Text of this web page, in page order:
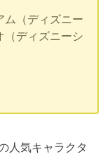
ム（ディズニー
（ディズニーシ
人気キャラクタ